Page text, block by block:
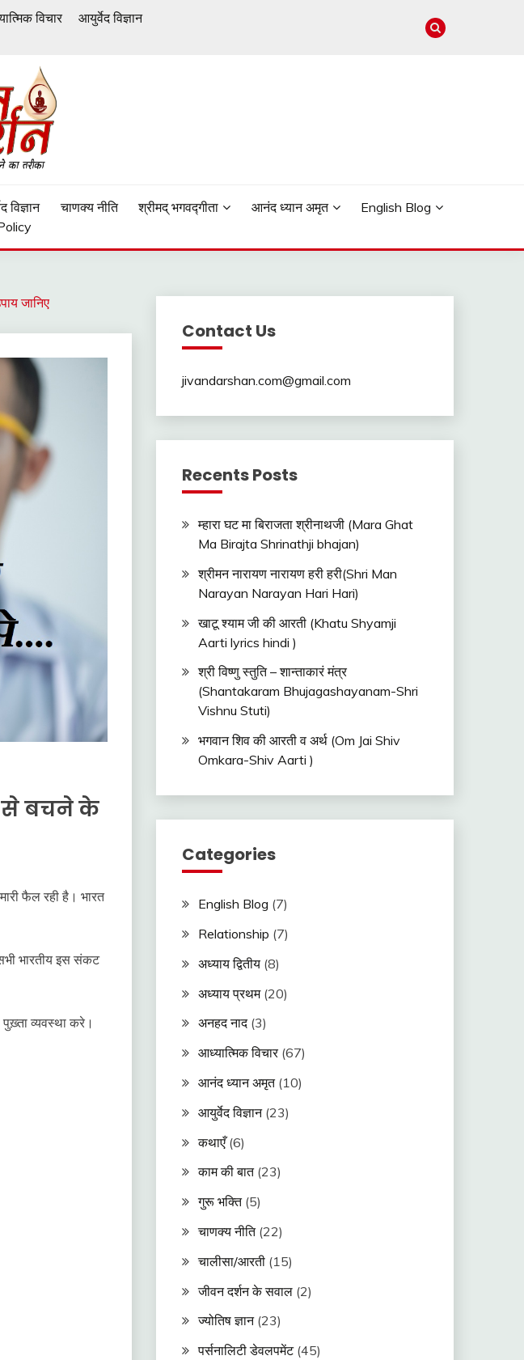
विचार
आयुर्वेद विज्ञान
विज्ञान चाणक्य नीति श्रीमद् भगवद्गीता आनंद ध्यान अमृत
English Blog
जानिए
से बचने के
फैल रही है। भारत
भारतीय इस संकट
व्यवस्था करे।
Contact Us
jivandarshan.com@gmail.com
Recents Posts
म्हारा घट मा बिराजता श्रीनाथजी (Mara Ghat
Ma Birajta Shrinathji bhajan)
श्रीमन नारायण नारायण हरी हरी(Shri Man
Narayan Narayan Hari Hari)
खाटू श्याम जी की आरती (Khatu Shyamji
Aarti lyrics hindi )
श्री विष्णु स्तुति – शान्ताकारं मंत्र
(Shantakaram Bhujagashayanam-Shri
Vishnu Stuti)
भगवान शिव की आरती व अर्थ (Om Jai Shiv
Omkara-Shiv Aarti )
Categories
English Blog (7)
Relationship (7)
अध्याय द्वितीय(8)
अध्याय प्रथम(20)
अनहद नाद(3)
आध्यात्मिक विचार(67)
आनंद ध्यान अमृत(10)
आयुर्वेद विज्ञान(23)
कथाएँ(6)
काम की बात(23)
गुरू भक्ति(5)
चाणक्य नीति(22)
चालीसा/आरती(15)
जीवन दर्शन के सवाल(2)
ज्योतिष ज्ञान(23)
पर्सनालिटी डेवलपमेंट(45)